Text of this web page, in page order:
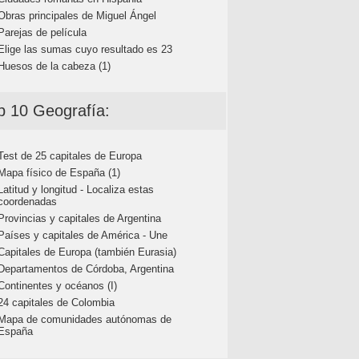
principales de Miguel Ángel
de película
las sumas cuyo resultado es 23
de la cabeza (1)
10 Geografía:
de 25 capitales de Europa
físico de España (1)
y longitud - Localiza estas
y capitales de Argentina
y capitales de América - Une
de Europa (también Eurasia)
de Córdoba, Argentina
y océanos (I)
capitales de Colombia
de comunidades autónomas de